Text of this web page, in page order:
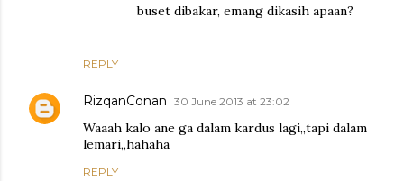
REPLY
buset dibakar, emang dikasih apaan?
RizqanConan 30 June 2013 at 23:02
Waaah kalo ane ga dalam kardus lagi,,tapi dalam
lemari,,hahaha
REPLY